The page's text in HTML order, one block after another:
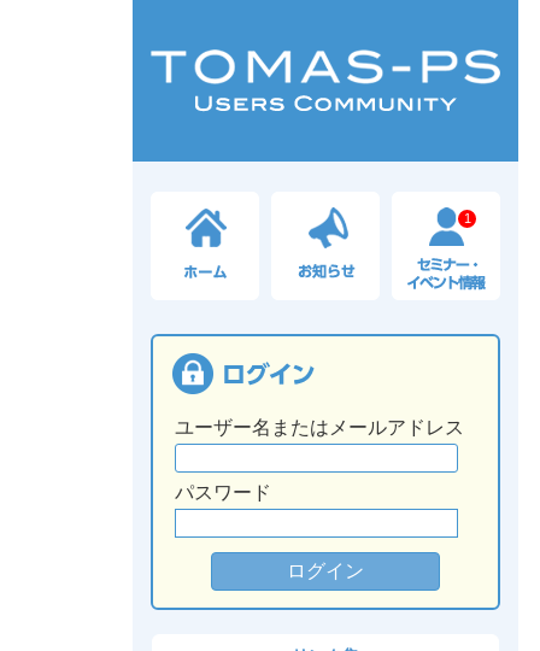
1
ユーザー名またはメールアドレス
パスワード